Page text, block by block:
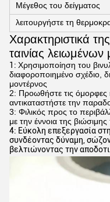
Μέγεθος του δείγματος
λειτουργήστε τη
Χαρακτηριστικά
ταινίας
1: Χρησιμοποίηση του
διαφοροποιημένο σχέδιο,
μοντέρνος
2: Προωθήστε τις όμορφες
αντικαταστήστε την
3: Φιλικός προς το
με την έννοια της
4: Εύκολη επεξεργασία
συνδέοντας δύναμη,
βελτιώνοντας την